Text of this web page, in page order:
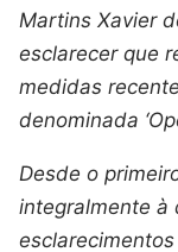
Martins Xavier
esclarecer que
medidas
denominada
Desde o
integralmente à